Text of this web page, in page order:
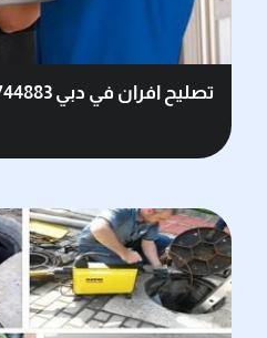
تصليح افران في دبي 0586744883